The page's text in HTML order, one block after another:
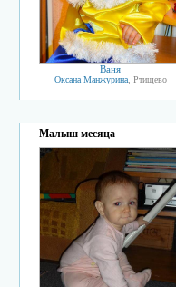
Ваня
Оксана Манжурина, Ртищево
Малыш месяца